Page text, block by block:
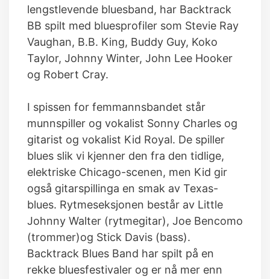
lengstlevende bluesband, har Backtrack
BB spilt med bluesprofiler som Stevie Ray
Vaughan, B.B. King, Buddy Guy, Koko
Taylor, Johnny Winter, John Lee Hooker
og Robert Cray.
I spissen for femmannsbandet står
munnspiller og vokalist Sonny Charles og
gitarist og vokalist Kid Royal. De spiller
blues slik vi kjenner den fra den tidlige,
elektriske Chicago-scenen, men Kid gir
også gitarspillinga en smak av Texas-
blues. Rytmeseksjonen består av Little
Johnny Walter (rytmegitar), Joe Bencomo
(trommer)og Stick Davis (bass).
Backtrack Blues Band har spilt på en
rekke bluesfestivaler og er nå mer enn